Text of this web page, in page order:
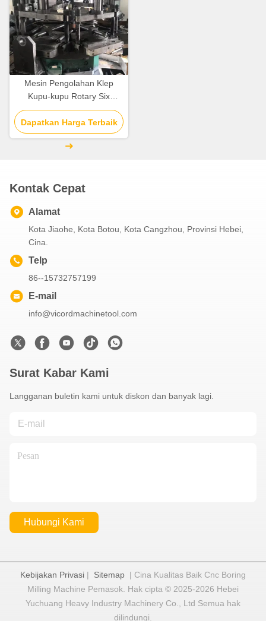
Mesin Pengolahan Klep
Kupu-kupu Rotary Six
Station CNC Atau Hydraulic
Dapatkan Harga Terbaik
Kontak Cepat
Alamat
Kota Jiaohe, Kota Botou, Kota Cangzhou, Provinsi Hebei,
Cina.
Telp
86--15732757199
E-mail
info@vicordmachinetool.com
Surat Kabar Kami
Langganan buletin kami untuk diskon dan banyak lagi.
Hubungi Kami
Kebijakan Privasi | Sitemap | Cina Kualitas Baik Cnc Boring
Milling Machine Pemasok. Hak cipta © 2025-2026 Hebei
Yuchuang Heavy Industry Machinery Co., Ltd Semua hak
dilindungi.